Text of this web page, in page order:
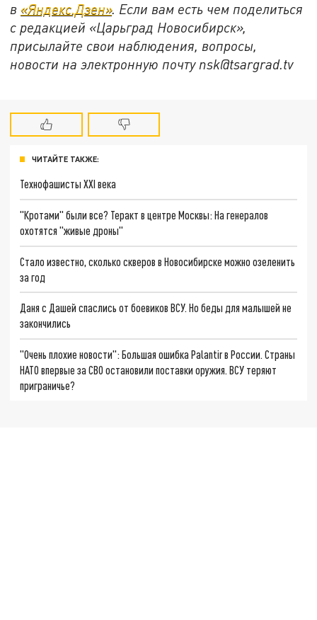
в «Яндекс.Дзен». Если вам есть чем поделиться
с редакцией «Царьград Новосибирск»,
присылайте свои наблюдения, вопросы,
новости на электронную почту nsk@tsargrad.tv
ЧИТАЙТЕ ТАКЖЕ:
Технофашисты XXI века
"Кротами" были все? Теракт в центре Москвы: На генералов
охотятся "живые дроны"
Стало известно, сколько скверов в Новосибирске можно озеленить
за год
Даня с Дашей спаслись от боевиков ВСУ. Но беды для малышей не
закончились
"Очень плохие новости": Большая ошибка Palantir в России. Страны
НАТО впервые за СВО остановили поставки оружия. ВСУ теряют
приграничье?